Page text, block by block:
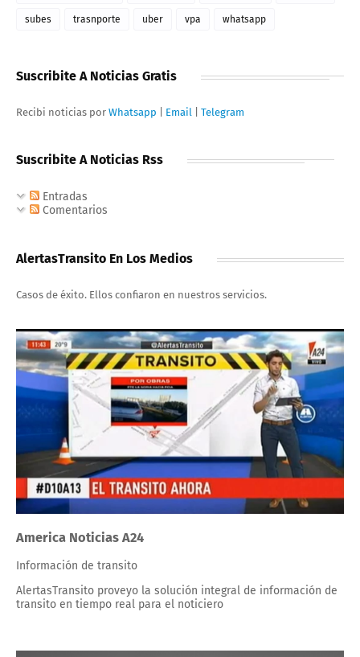
subes trasnporte uber vpa whatsapp
Suscribite A Noticias Gratis
Recibi noticias por Whatsapp Email Telegram
Suscribite A Noticias Rss
Entradas
Comentarios
AlertasTransito En Los Medios
Casos de éxito. Ellos confiaron en nuestros servicios.
America Noticias A24
Información de transito
AlertasTransito proveyo la solución integral de información de
transito en tiempo real para el noticiero